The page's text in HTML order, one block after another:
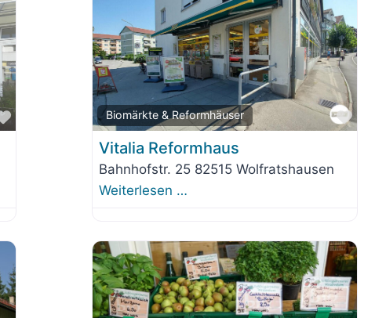
Favorit
Biomärkte & Reformhäuser
Vitalia Reformhaus
Bahnhofstr. 25 82515 Wolfratshausen
Weiterlesen …